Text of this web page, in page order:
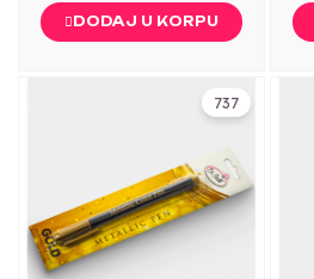
DODAJ U KORPU
737